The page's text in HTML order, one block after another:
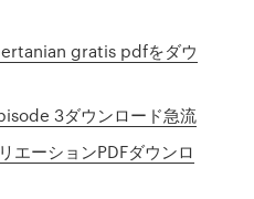
gratis pdfをダウ
3ダウンロード急流
エーションPDFダウンロ